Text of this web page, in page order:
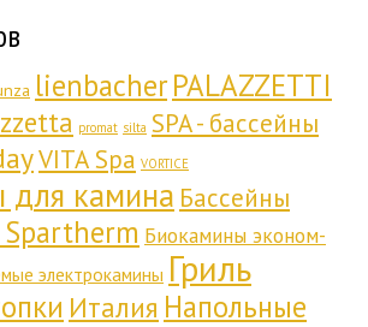
lienbacherPALAZZETTI
promat silta SPA - бассейны
VITA Spa VORTICE
для камина Бассейны
Биокамины эконом-
электрокамины Гриль
Италия Напольные